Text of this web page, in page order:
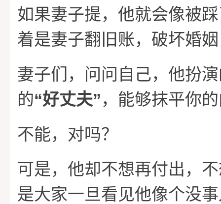
如果妻子提，他就会像被
着是妻子翻旧账，破坏婚
妻子们，问问自己，他扮
的“好丈夫”，能够抹平你
不能，对吗？
可是，他却不想再付出，
是大家一旦看见他像个没